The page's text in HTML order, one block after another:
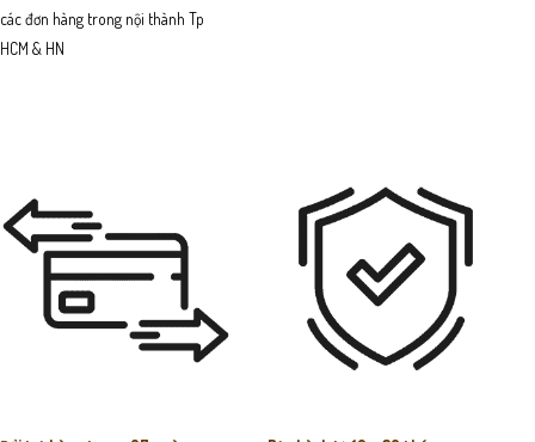
các đơn hàng trong nội thành Tp
HCM & HN